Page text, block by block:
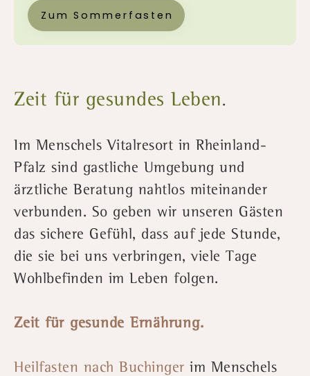
Zum Sommerfasten
Zeit für gesundes Leben.
Im Menschels Vitalresort in Rheinland-
Pfalz sind gastliche Umgebung und
ärztliche Beratung nahtlos miteinander
verbunden. So geben wir unseren Gästen
das sichere Gefühl, dass auf jede Stunde,
die sie bei uns verbringen, viele Tage
Wohlbefinden im Leben folgen.
Zeit für gesunde Ernährung.
Heilfasten nach Buchinger im Menschels